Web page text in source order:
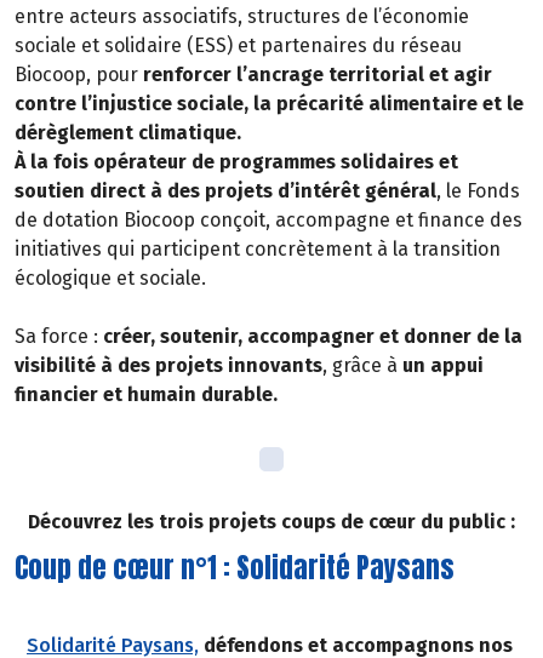
entre acteurs associatifs, structures de l’économie
sociale et solidaire (ESS) et partenaires du réseau
Biocoop, pour renforcer l’ancrage territorial et agir
contre l’injustice sociale, la précarité alimentaire et le
dérèglement climatique.
À la fois opérateur de programmes solidaires et
soutien direct à des projets d’intérêt général, le Fonds
de dotation Biocoop conçoit, accompagne et finance des
initiatives qui participent concrètement à la transition
écologique et sociale.
Sa force : créer, soutenir, accompagner et donner de la
visibilité à des projets innovants, grâce à un appui
financier et humain durable.
Découvrez les trois projets coups de cœur du public :
Coup de cœur n°1 : Solidarité Paysans
Solidarité Paysans, défendons et accompagnons nos